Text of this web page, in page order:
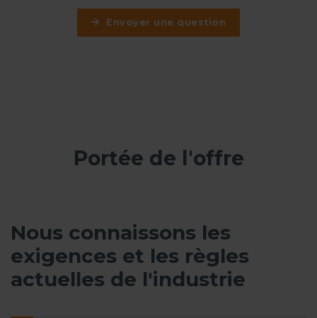
Envoyer une question
Portée de l'offre
Nous connaissons les
exigences et les règles
actuelles de l'industrie